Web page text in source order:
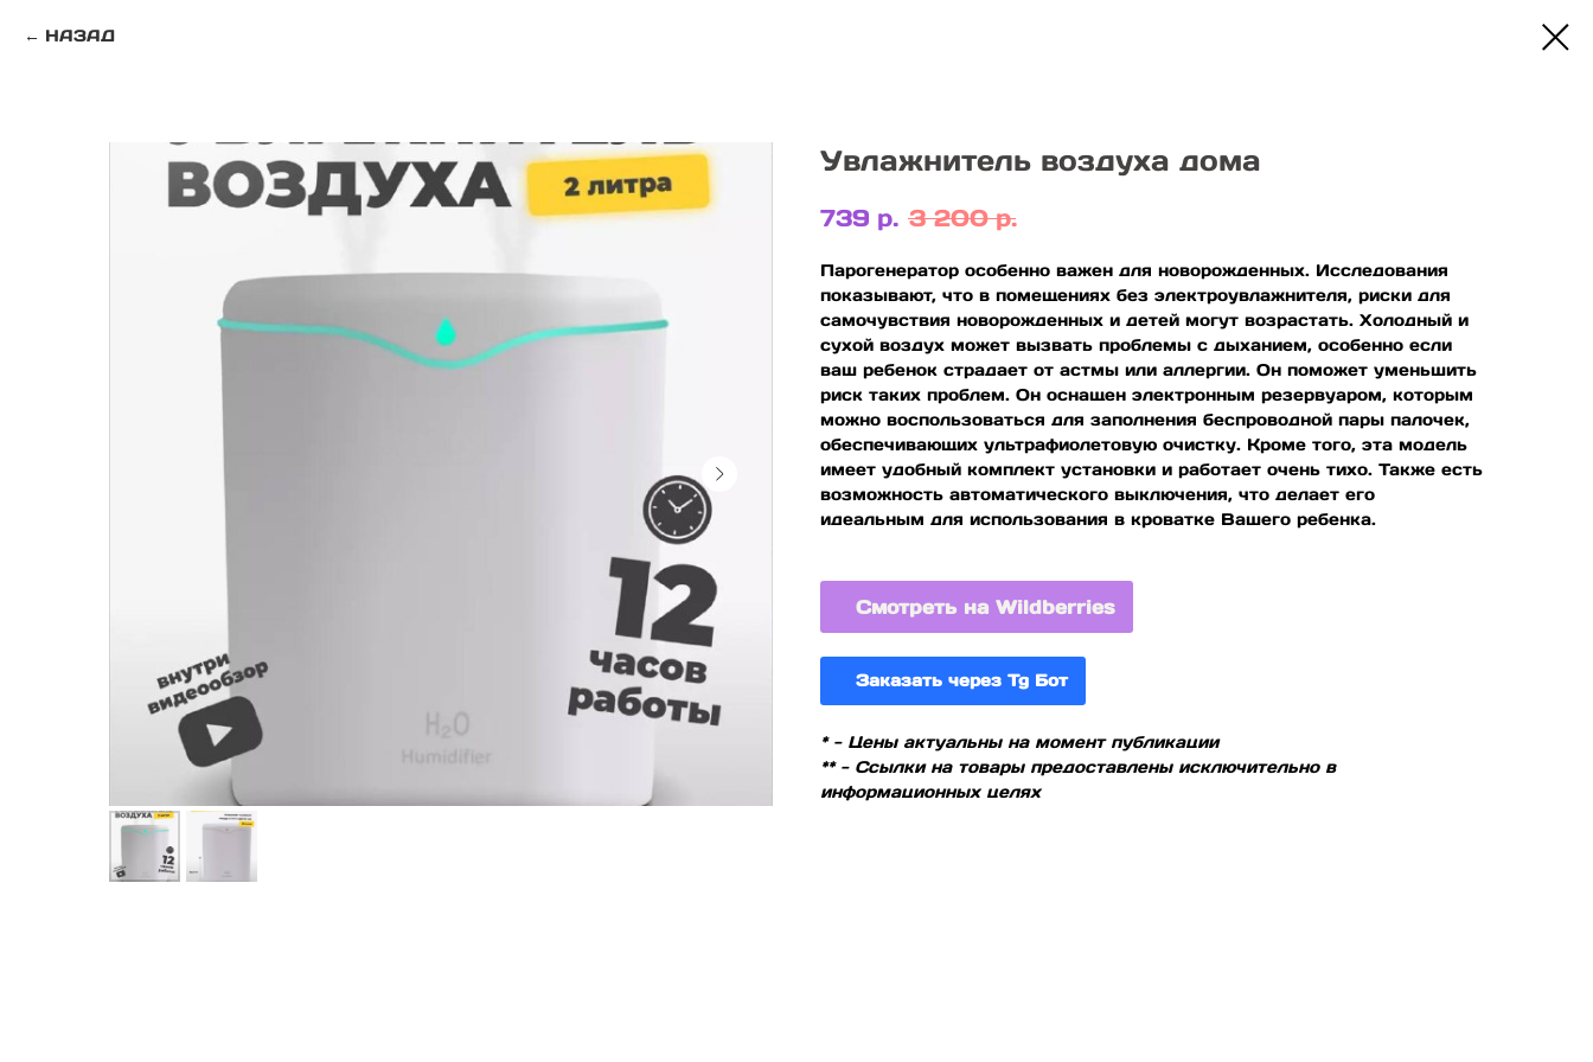
НАЗАД
Увлажнитель воздуха дома
739 р. 3 200 р.
Парогенератор особенно важен для новорожденных. Исследования
показывают, что в помещениях без электроувлажнителя, риски для
самочувствия новорожденных и детей могут возрастать. Холодный и
сухой воздух может вызвать проблемы с дыханием, особенно если
ваш ребенок страдает от астмы или аллергии. Он поможет уменьшить
риск таких проблем. Он оснащен электронным резервуаром, которым
можно воспользоваться для заполнения беспроводной пары палочек,
обеспечивающих ультрафиолетовую очистку. Кроме того, эта модель
имеет удобный комплект установки и работает очень тихо. Также есть
возможность автоматического выключения, что делает его
идеальным для использования в кроватке Вашего ребенка.
Смотреть на Wildberries
Заказать через Tg Бот
* - Цены актуальны на момент публикации
** - Ссылки на товары предоставлены исключительно в
информационных целях